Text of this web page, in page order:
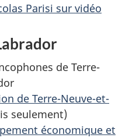
Parisi sur vidéo
de Terre-
de Terre-Neuve-et-
seulement)
économique et